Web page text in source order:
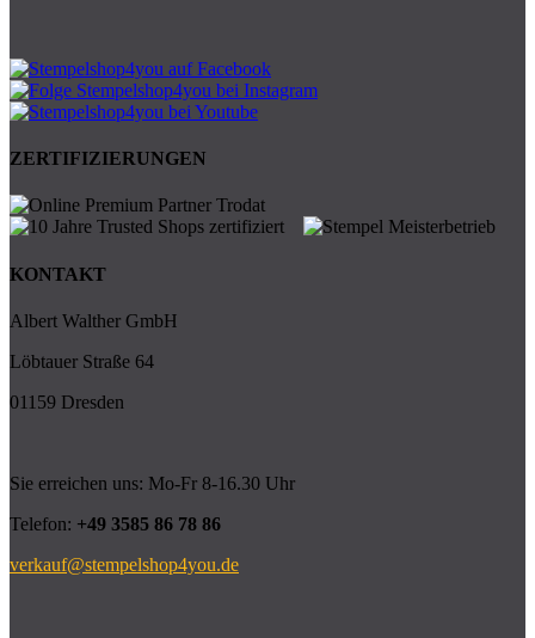
ZERTIFIZIERUNGEN
KONTAKT
Albert Walther GmbH
Löbtauer Straße 64
01159 Dresden
Sie erreichen uns: Mo-Fr 8-16.30 Uhr
Telefon: +49 3585 86 78 86
verkauf@stempelshop4you.de